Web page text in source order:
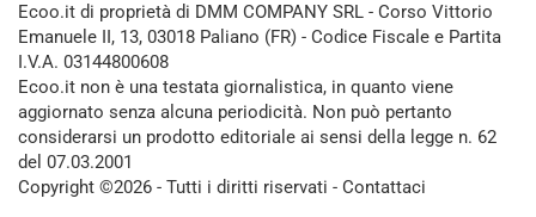
Ecoo.it di proprietà di DMM COMPANY SRL - Corso Vittorio
Emanuele II, 13, 03018 Paliano (FR) - Codice Fiscale e Partita
I.V.A. 03144800608
Ecoo.it non è una testata giornalistica, in quanto viene
aggiornato senza alcuna periodicità. Non può pertanto
considerarsi un prodotto editoriale ai sensi della legge n. 62
del 07.03.2001
Copyright ©2026 - Tutti i diritti riservati - Contattaci